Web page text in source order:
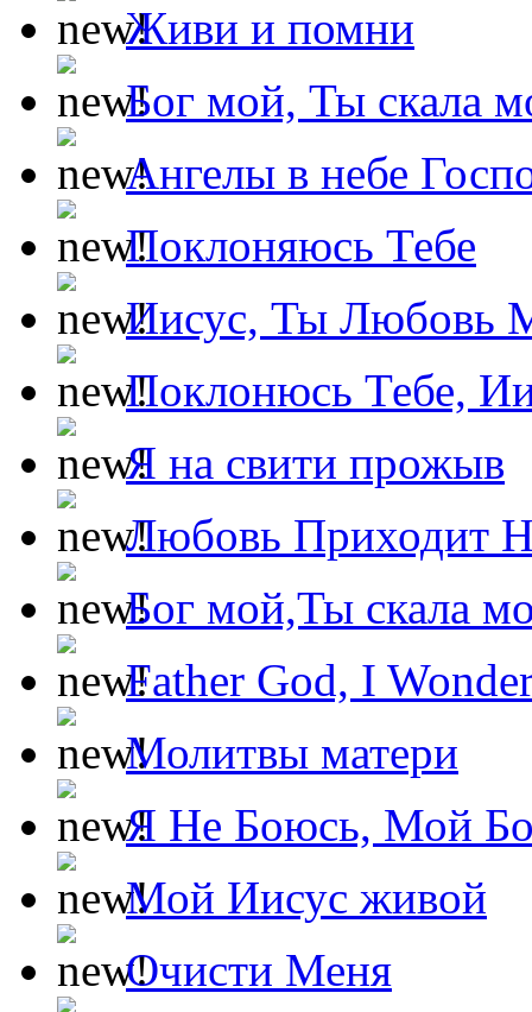
Живи и помни
Бог мой, Ты скала
Ангелы в небе
Поклоняюсь Тебе
Иисус, Ты Любовь
Поклонюсь Тебе,
Я на свити прожыв
Любовь Приходит
Бог мой,Ты скала
Father God, I
Молитвы матери
Я Не Боюсь, Мой
Мой Иисус живой
Очисти Меня